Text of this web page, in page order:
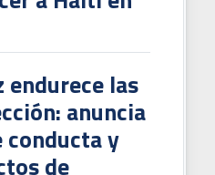
endurece las
anuncia
conducta y
de